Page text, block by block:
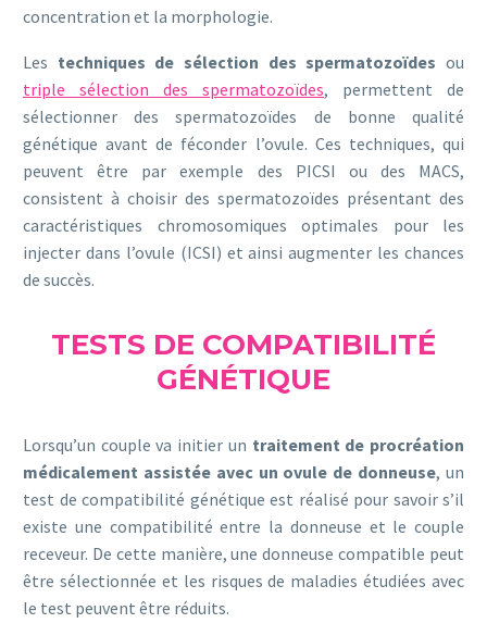
concentration et la morphologie.
Les techniques de sélection des spermatozoïdes ou
triple sélection des spermatozoïdes, permettent de
sélectionner des spermatozoïdes de bonne qualité
génétique avant de féconder l’ovule. Ces techniques, qui
peuvent être par exemple des PICSI ou des MACS,
consistent à choisir des spermatozoïdes présentant des
caractéristiques chromosomiques optimales pour les
injecter dans l’ovule (ICSI) et ainsi augmenter les chances
de succès.
TESTS DE COMPATIBILITÉ
GÉNÉTIQUE
Lorsqu’un couple va initier un traitement de procréation
médicalement assistée avec un ovule de donneuse, un
test de compatibilité génétique est réalisé pour savoir s’il
existe une compatibilité entre la donneuse et le couple
receveur. De cette manière, une donneuse compatible peut
être sélectionnée et les risques de maladies étudiées avec
le test peuvent être réduits.